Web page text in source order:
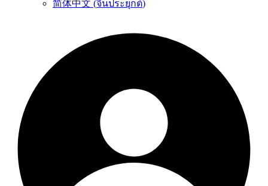
简体中文 (จีนประยุกต์)